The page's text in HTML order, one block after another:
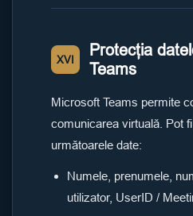
XVI
Protecția
Teams
Microsoft Teams permite
comunicarea virtuală. Pot
următoarele date:
Numele, prenumele,
utilizator, UserID /